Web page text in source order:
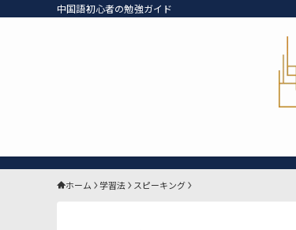
中国語初心者の勉強ガイド
ホーム 学習法 スピーキング